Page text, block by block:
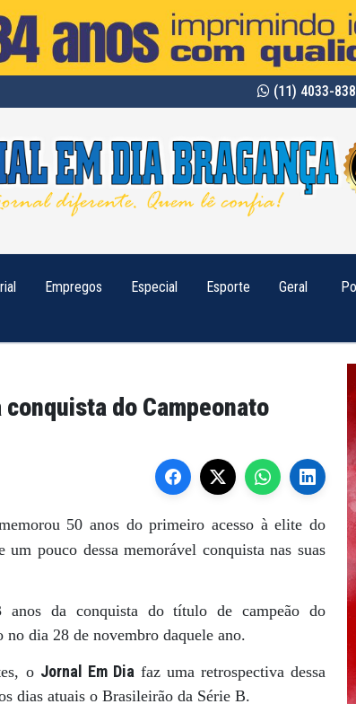
(11) 4033-
Empregos Especial Esporte Geral
do Campeonato
50 anos do primeiro acesso à elite do
um pouco dessa memorável conquista nas suas
da conquista do título de campeão do
dia 28 de novembro daquele ano.
o Jornal Em Diafaz uma retrospectiva dessa
dias atuais o Brasileirão da Série B.